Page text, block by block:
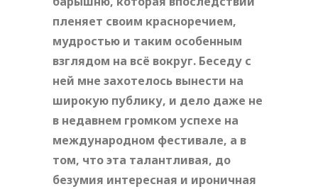
пленяет своим красноречием,
мудростью и таким особенным
взглядом на всё вокруг. Беседу с
ней мне захотелось вынести на
широкую публику, и дело даже не
в недавнем громком успехе на
международном фестивале, а в
том, что эта талантливая, до
безумия интересная и ироничная